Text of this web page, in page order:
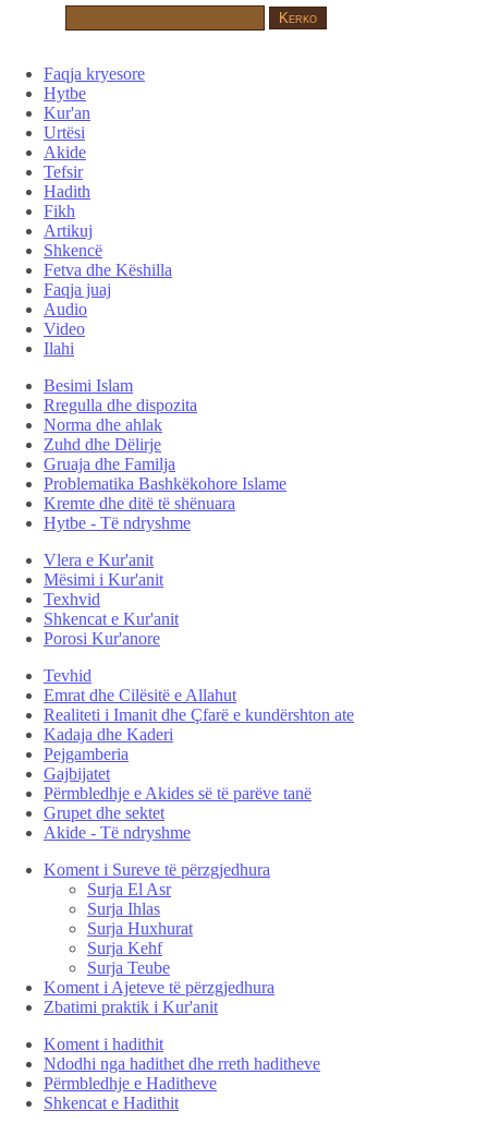
Faqja kryesore
Hytbe
Kur'an
Urtësi
Akide
Tefsir
Hadith
Fikh
Artikuj
Shkencë
Fetva dhe Këshilla
Faqja juaj
Audio
Video
Ilahi
Besimi Islam
Rregulla dhe dispozita
Norma dhe ahlak
Zuhd dhe Dëlirje
Gruaja dhe Familja
Problematika Bashkëkohore Islame
Kremte dhe ditë të shënuara
Hytbe - Të ndryshme
Vlera e Kur'anit
Mësimi i Kur'anit
Texhvid
Shkencat e Kur'anit
Porosi Kur'anore
Tevhid
Emrat dhe Cilësitë e Allahut
Realiteti i Imanit dhe Çfarë e kundërshton ate
Kadaja dhe Kaderi
Pejgamberia
Gajbijatet
Përmbledhje e Akides së të parëve tanë
Grupet dhe sektet
Akide - Të ndryshme
Koment i Sureve të përzgjedhura
Surja El Asr
Surja Ihlas
Surja Huxhurat
Surja Kehf
Surja Teube
Koment i Ajeteve të përzgjedhura
Zbatimi praktik i Kur'anit
Koment i hadithit
Ndodhi nga hadithet dhe rreth haditheve
Përmbledhje e Haditheve
Shkencat e Hadithit